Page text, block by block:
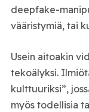
deepfake-
vääristymiä, tai
Usein aitoakin
tekoälyksi.
kulttuuriksi”,
myös todellisia